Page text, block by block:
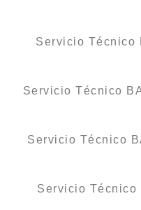
Servicio Técnico
Servicio Técnico
Servicio Técnico
Servicio Técnico